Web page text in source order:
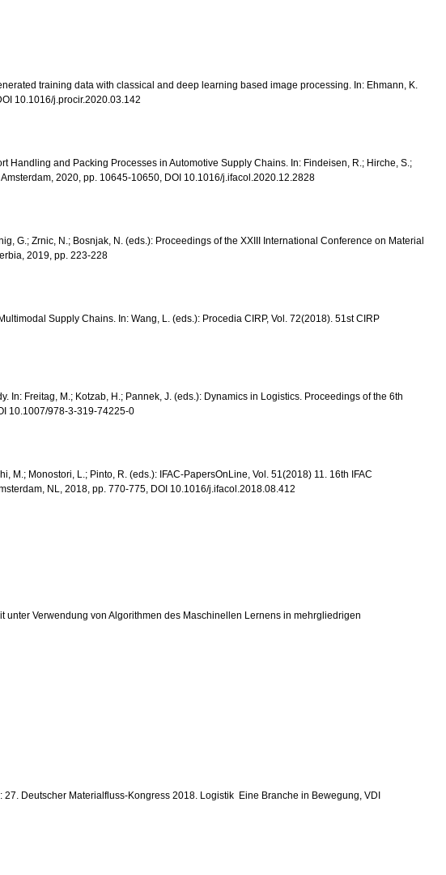
training data with classical and deep learning based image processing. In: Ehmann, K.
10.1016/j.procir.2020.03.142
Handling and Packing Processes in Automotive Supply Chains. In: Findeisen, R.; Hirche, S.;
2020, pp. 10645-10650, DOI 10.1016/j.ifacol.2020.12.2828
G.; Zrnic, N.; Bosnjak, N. (eds.): Proceedings of the XXIII International Conference on Material
2019, pp. 223-228
Supply Chains. In: Wang, L. (eds.): Procedia CIRP, Vol. 72(2018). 51st CIRP
In: Freitag, M.; Kotzab, H.; Pannek, J. (eds.): Dynamics in Logistics. Proceedings of the 6th
10.1007/978-3-319-74225-0
Monostori, L.; Pinto, R. (eds.): IFAC-PapersOnLine, Vol. 51(2018) 11. 16th IFAC
NL, 2018, pp. 770-775, DOI 10.1016/j.ifacol.2018.08.412
Verwendung von Algorithmen des Maschinellen Lernens in mehrgliedrigen
Deutscher Materialfluss-Kongress 2018. Logistik  Eine Branche in Bewegung, VDI